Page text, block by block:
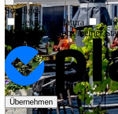
Sonstiges
Lehre mit Matura
Nur passende Jobs meiner
Übernehmen